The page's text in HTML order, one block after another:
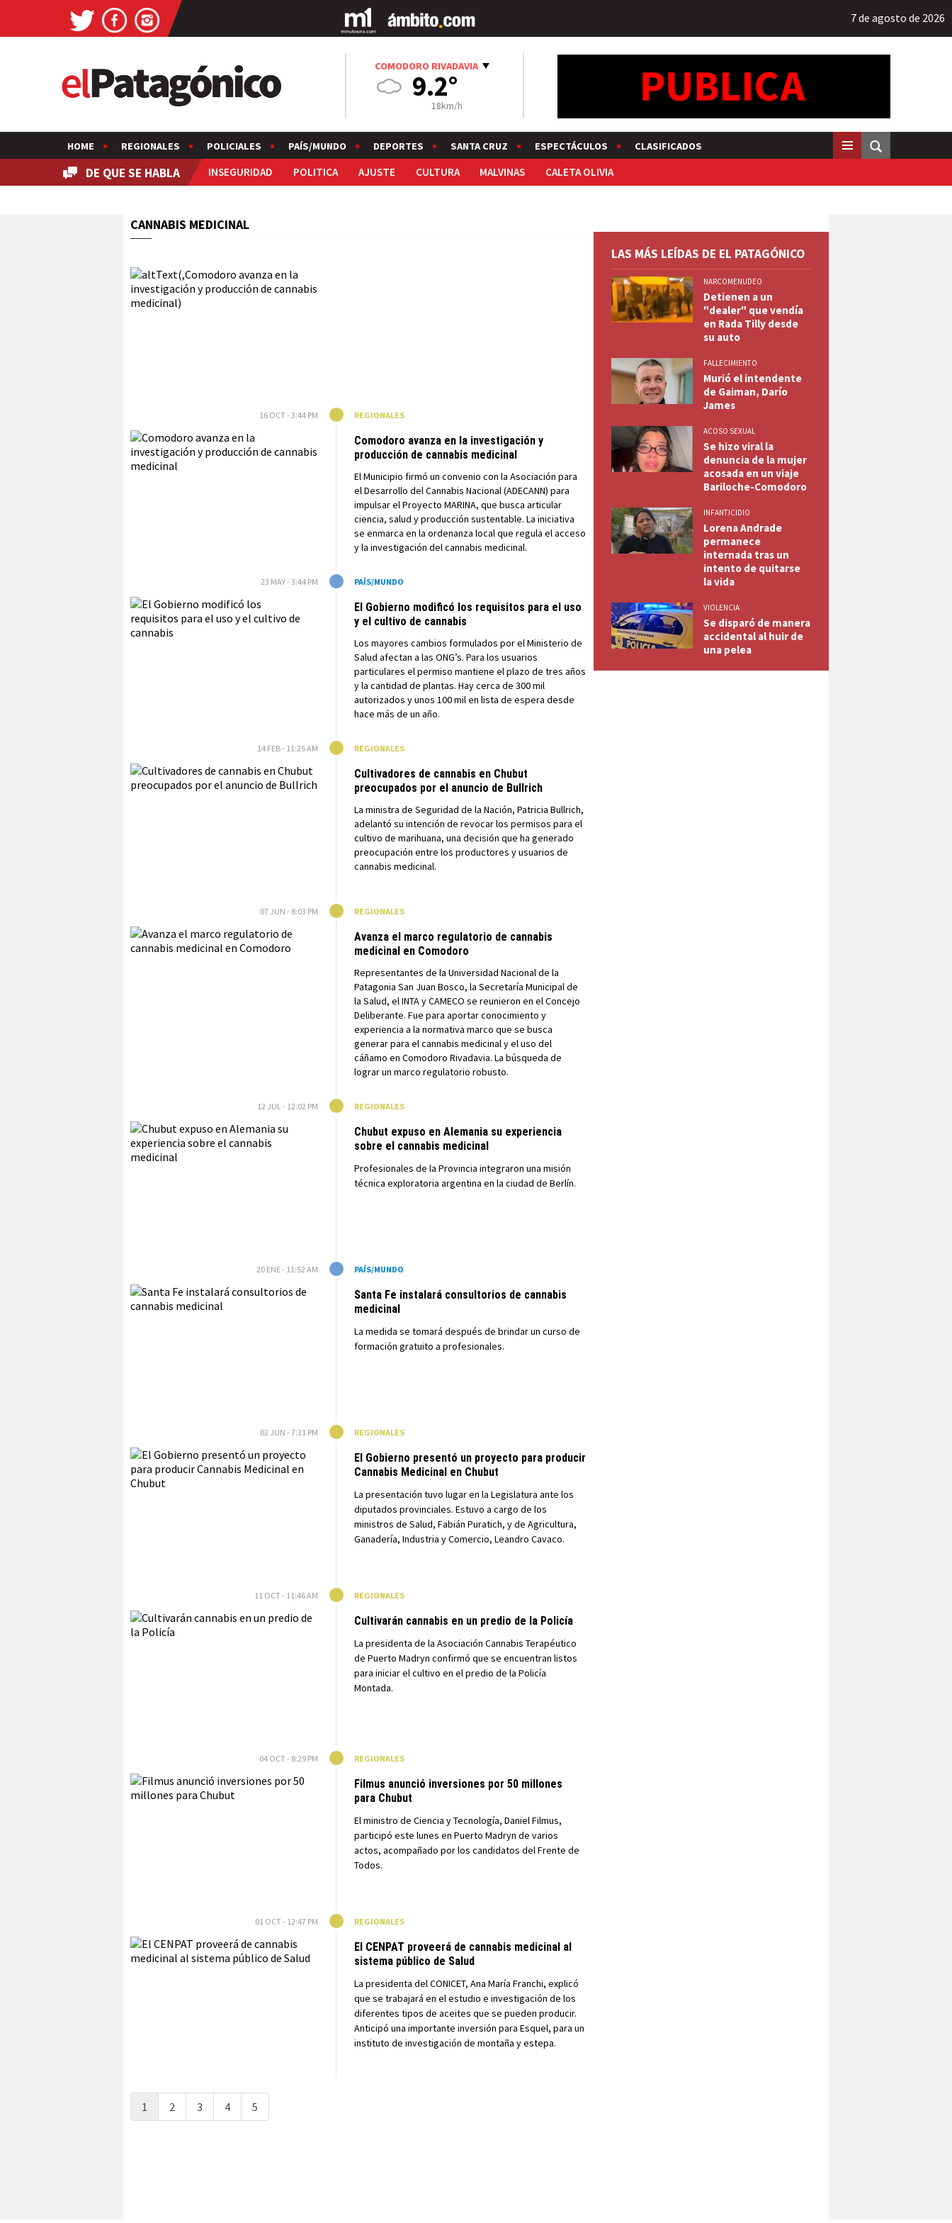
7 de agosto de 2026
COMODORO RIVADAVIA
9.2°
18km/h
HOME REGIONALES POLICIALES PAÍS/MUNDO DEPORTES SANTA CRUZ ESPECTÁCULOS CLASIFICADOS
DE QUE SE HABLA INSEGURIDAD POLITICA AJUSTE CULTURA MALVINAS CALETA OLIVIA
CANNABIS MEDICINAL
16 OCT - 3:44 PM REGIONALES
Comodoro avanza en la investigación y
producción de cannabis medicinal
El Municipio firmó un convenio con la Asociación para
el Desarrollo del Cannabis Nacional (ADECANN) para
impulsar el Proyecto MARINA, que busca articular
ciencia, salud y producción sustentable. La iniciativa
se enmarca en la ordenanza local que regula el acceso
y la investigación del cannabis medicinal.
23 MAY - 3:44 PM PAÍS/MUNDO
El Gobierno modificó los requisitos para el uso
y el cultivo de cannabis
Los mayores cambios formulados por el Ministerio de
Salud afectan a las ONG’s. Para los usuarios
particulares el permiso mantiene el plazo de tres años
y la cantidad de plantas. Hay cerca de 300 mil
autorizados y unos 100 mil en lista de espera desde
hace más de un año.
14 FEB - 11:25 AM REGIONALES
Cultivadores de cannabis en Chubut
preocupados por el anuncio de Bullrich
La ministra de Seguridad de la Nación, Patricia Bullrich,
adelantó su intención de revocar los permisos para el
cultivo de marihuana, una decisión que ha generado
preocupación entre los productores y usuarios de
cannabis medicinal.
07 JUN - 8:03 PM REGIONALES
Avanza el marco regulatorio de cannabis
medicinal en Comodoro
Representantes de la Universidad Nacional de la
Patagonia San Juan Bosco, la Secretaría Municipal de
la Salud, el INTA y CAMECO se reunieron en el Concejo
Deliberante. Fue para aportar conocimiento y
experiencia a la normativa marco que se busca
generar para el cannabis medicinal y el uso del
cáñamo en Comodoro Rivadavia. La búsqueda de
lograr un marco regulatorio robusto.
12 JUL - 12:02 PM REGIONALES
Chubut expuso en Alemania su experiencia
sobre el cannabis medicinal
Profesionales de la Provincia integraron una misión
técnica exploratoria argentina en la ciudad de Berlín.
20 ENE - 11:52 AM PAÍS/MUNDO
Santa Fe instalará consultorios de cannabis
medicinal
La medida se tomará después de brindar un curso de
formación gratuito a profesionales.
02 JUN - 7:31 PM REGIONALES
El Gobierno presentó un proyecto para producir
Cannabis Medicinal en Chubut
La presentación tuvo lugar en la Legislatura ante los
diputados provinciales. Estuvo a cargo de los
ministros de Salud, Fabián Puratich, y de Agricultura,
Ganadería, Industria y Comercio, Leandro Cavaco.
11 OCT - 11:46 AM REGIONALES
Cultivarán cannabis en un predio de la Policía
La presidenta de la Asociación Cannabis Terapéutico
de Puerto Madryn confirmó que se encuentran listos
para iniciar el cultivo en el predio de la Policía
Montada.
04 OCT - 8:29 PM REGIONALES
Filmus anunció inversiones por 50 millones
para Chubut
El ministro de Ciencia y Tecnología, Daniel Filmus,
participó este lunes en Puerto Madryn de varios
actos, acompañado por los candidatos del Frente de
Todos.
01 OCT - 12:47 PM REGIONALES
El CENPAT proveerá de cannabis medicinal al
sistema público de Salud
La presidenta del CONICET, Ana María Franchi, explicó
que se trabajará en el estudio e investigación de los
diferentes tipos de aceites que se pueden producir.
Anticipó una importante inversión para Esquel, para un
instituto de investigación de montaña y estepa.
1 2 3 4 5
LAS MÁS LEÍDAS DE EL PATAGÓNICO
NARCOMENUDEO
Detienen a un
"dealer" que vendía
en Rada Tilly desde
su auto
FALLECIMIENTO
Murió el intendente
de Gaiman, Darío
James
ACOSO SEXUAL
Se hizo viral la
denuncia de la mujer
acosada en un viaje
Bariloche-Comodoro
INFANTICIDIO
Lorena Andrade
permanece
internada tras un
intento de quitarse
la vida
VIOLENCIA
Se disparó de manera
accidental al huir de
una pelea